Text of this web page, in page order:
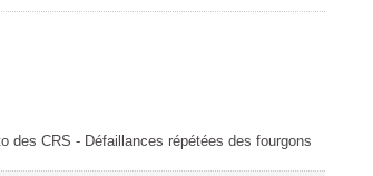
des CRS - Défaillances répétées des fourgons